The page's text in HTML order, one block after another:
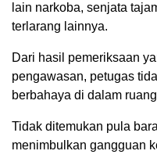
lain narkoba, senjata
terlarang lainnya.
Dari hasil pemeriksaan
pengawasan, petugas
berbahaya di dalam
Tidak ditemukan pula
menimbulkan gangguan